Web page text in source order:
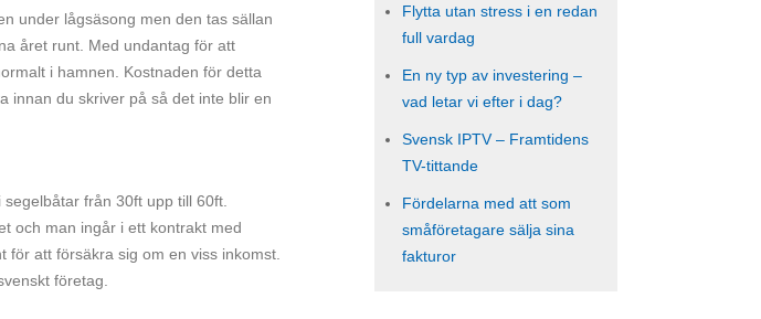
Flytta utan stress i en redan
full vardag
En ny typ av investering –
vad letar vi efter i dag?
Svensk IPTV – Framtidens
TV-tittande
Fördelarna med att som
småföretagare sälja sina
fakturor
under lågsäsong men den tas sällan
året runt. Med undantag för att
i hamnen. Kostnaden för detta
innan du skriver på så det inte blir en
från 30ft upp till 60ft.
och man ingår i ett kontrakt med
att försäkra sig om en viss inkomst.
företag.